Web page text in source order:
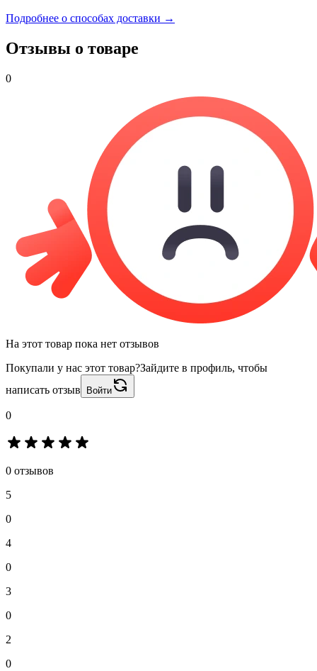
Подробнее о способах доставки →
Отзывы о товаре
0
На этот товар пока нет отзывов
Покупали у нас этот товар?Зайдите в профиль, чтобы
написать отзыв
Войти
0
0 отзывов
5
0
4
0
3
0
2
0